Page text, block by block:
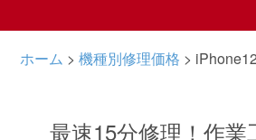
ホーム >機種別修理価格 > iPhone12
最速15分修理！作業